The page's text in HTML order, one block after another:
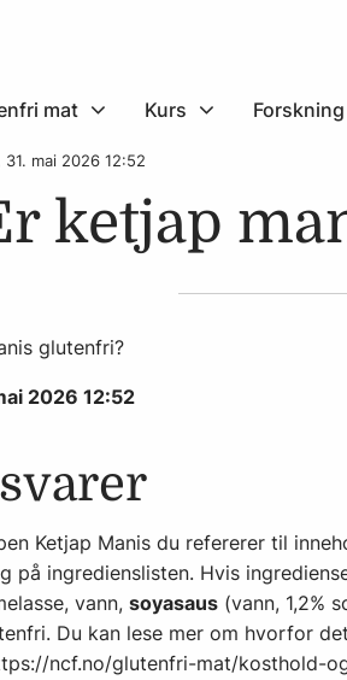
mat Kurs Forskning
31. mai 2026 12:52
ketjap
glutenfri?
2026 12:52
Ketjap Manis du refererer til
på ingredienslisten. Hvis
vann, soyasaus(vann, 1,2%
Du kan lese mer om hvorfor
ncf.no/glutenfri-mat/kosthold-